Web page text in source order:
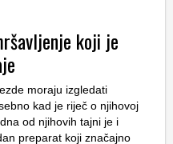
koji je
moraju izgledati
kad je riječ o njihovoj
od njihovih tajni je i
preparat koji značajno